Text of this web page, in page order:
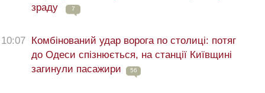
зраду
7
10:07
Комбінований удар ворога по столиці: потяг
до Одеси спізнюється, на станції Київщині
загинули пасажири
56